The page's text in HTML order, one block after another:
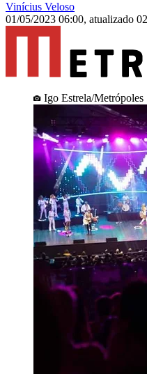
Vinícius Veloso
01/05/2023 06:00, atualizado
Igo Estrela/Metrópoles